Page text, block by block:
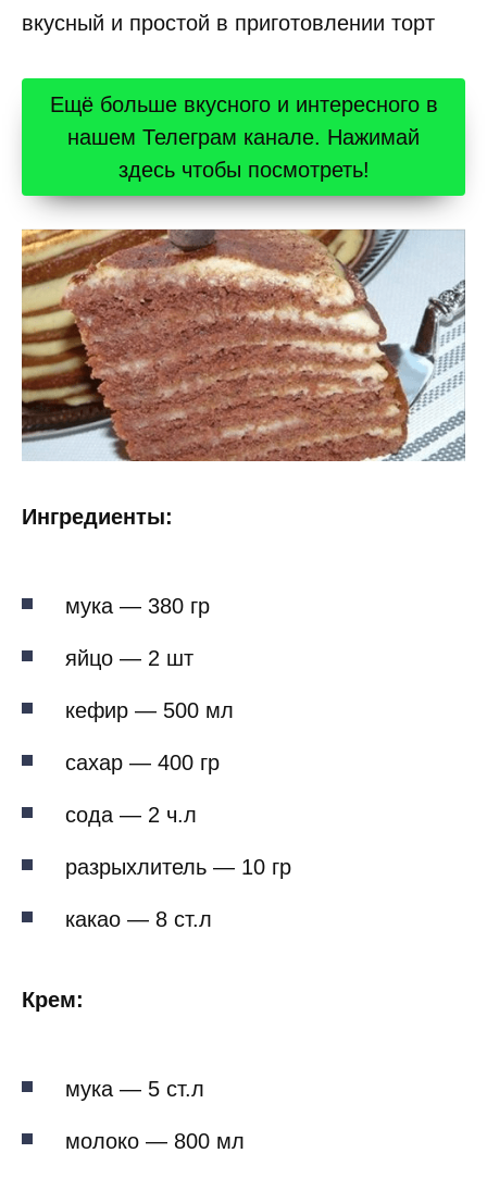
вкусный и простой в приготовлении торт
Ещё больше вкусного и интересного в
нашем Телеграм канале. Нажимай
здесь чтобы посмотреть!
Ингредиенты:
мука — 380 гр
яйцо — 2 шт
кефир — 500 мл
сахар — 400 гр
сода — 2 ч.л
разрыхлитель — 10 гр
какао — 8 ст.л
Крем:
мука — 5 ст.л
молоко — 800 мл